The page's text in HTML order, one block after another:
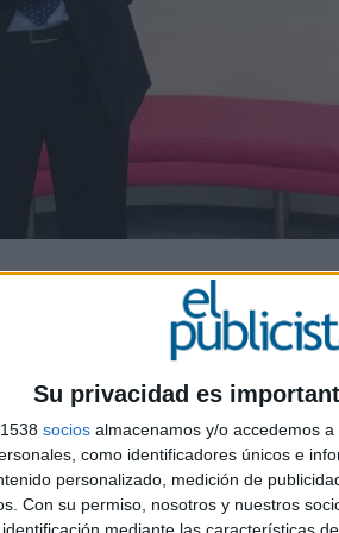
Su privacidad es
socios almacenamos y/o accedemos
como identificadores únicos e
personalizado, medición de
Con su permiso, nosotros y nuestros
mediante las características
SPAIN PARA SAMSUNG ELECTRONICS IBERIA
y retail de Unísono, ha sido nombrado director
en España, Chile, Colombia y Estados Unidos. Esto
Además, se encargará de gestionar verticales como
y Executive Master en Dirección Comercial y
deportivo e inmobiliario. Aunque se incorporó a